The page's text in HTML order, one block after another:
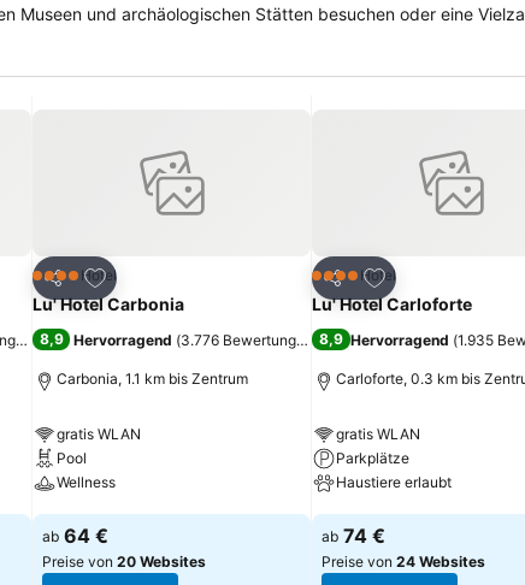
Angel-, Boots- und Reitausflüge organisieren oder einen Kite-
in Calasetta. Im Vergleich zu anderen Unterkünften in dieser
)
Teilen
Zu Favoriten hinzufügen
4 SterneHotel
Lu' Hotel Carbonia
8,9 Hervorragend (3.776 Bewertungen)
Carbonia, 1.1 km bis Zentrum
gratis WLAN
Pool
Wellness
Preise sehen
ab 64 €
Preise von 20 Websites
Teilen
Zu Favoriten
4 SterneHotel
Lu' Hotel Carloforte
8,9 Hervorragend (1.935
Carloforte, 0.3 km bis
gratis WLAN
Parkplätze
Haustiere erlaubt
Preise sehen
ab 74 €
Preise von 24 Websites